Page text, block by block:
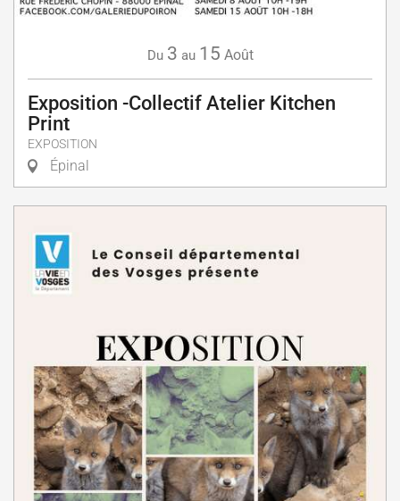
Du 3 au 15 Août
Exposition -Collectif Atelier Kitchen
Print
EXPOSITION
Épinal